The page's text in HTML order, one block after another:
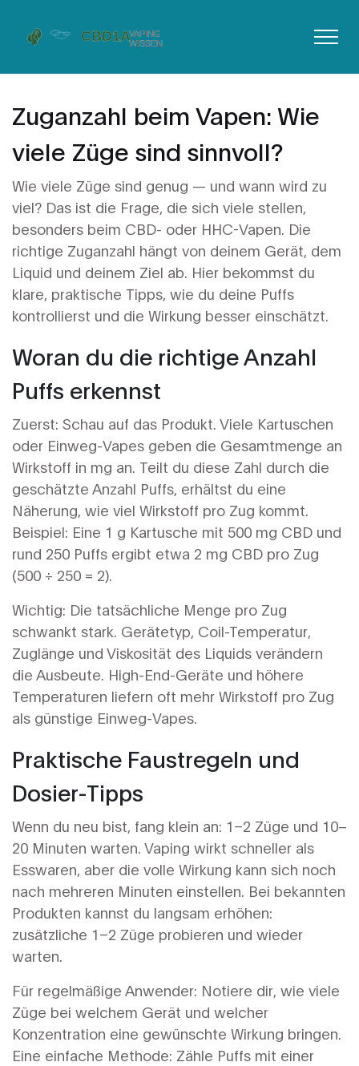
Zuganzahl beim Vapen: Wie
viele Züge sind sinnvoll?
Wie viele Züge sind genug — und wann wird zu
viel? Das ist die Frage, die sich viele stellen,
besonders beim CBD- oder HHC-Vapen. Die
richtige Zuganzahl hängt von deinem Gerät, dem
Liquid und deinem Ziel ab. Hier bekommst du
klare, praktische Tipps, wie du deine Puffs
kontrollierst und die Wirkung besser einschätzt.
Woran du die richtige Anzahl
Puffs erkennst
Zuerst: Schau auf das Produkt. Viele Kartuschen
oder Einweg-Vapes geben die Gesamtmenge an
Wirkstoff in mg an. Teilt du diese Zahl durch die
geschätzte Anzahl Puffs, erhältst du eine
Näherung, wie viel Wirkstoff pro Zug kommt.
Beispiel: Eine 1 g Kartusche mit 500 mg CBD und
rund 250 Puffs ergibt etwa 2 mg CBD pro Zug
(500 ÷ 250 = 2).
Wichtig: Die tatsächliche Menge pro Zug
schwankt stark. Gerätetyp, Coil-Temperatur,
Zuglänge und Viskosität des Liquids verändern
die Ausbeute. High-End-Geräte und höhere
Temperaturen liefern oft mehr Wirkstoff pro Zug
als günstige Einweg-Vapes.
Praktische Faustregeln und
Dosier-Tipps
Wenn du neu bist, fang klein an: 1–2 Züge und 10–
20 Minuten warten. Vaping wirkt schneller als
Esswaren, aber die volle Wirkung kann sich noch
nach mehreren Minuten einstellen. Bei bekannten
Produkten kannst du langsam erhöhen:
zusätzliche 1–2 Züge probieren und wieder
warten.
Für regelmäßige Anwender: Notiere dir, wie viele
Züge bei welchem Gerät und welcher
Konzentration eine gewünschte Wirkung bringen.
Eine einfache Methode: Zähle Puffs mit einer